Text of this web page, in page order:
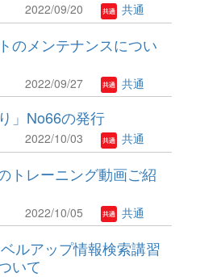
2022/09/20 共通
のメンテナンスについ
2022/09/27 共通
」No66の発行
2022/10/03 共通
トレーニング動画ご紹
2022/10/05 共通
ルアップ情報検索講習
いて